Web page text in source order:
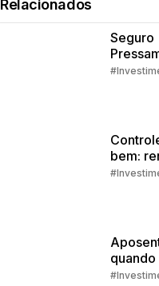
Relacionados
Seguro
bem:
extra
quando
como